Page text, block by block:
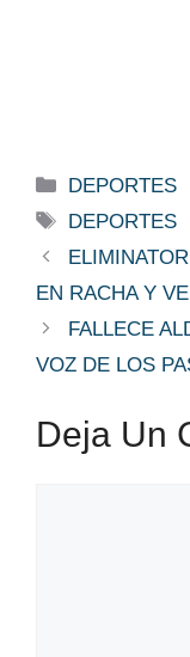
Categorías
DEPORTES
Etiquetas
DEPORTES
EN RACHA Y
FALLECE
VOZ DE LOS
Deja Un